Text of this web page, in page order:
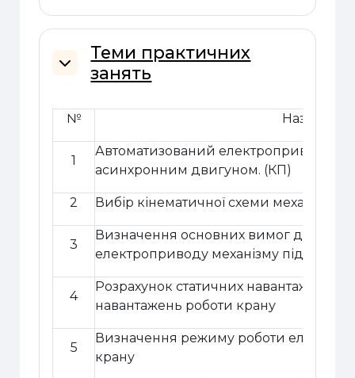
Згорнути
Теми практичних
занять
№ Назва
1
Автоматизований електропривод
асинхронним двигуном. (КП)
2 Вибір кінематичної схеми механізму
3
Визначення основних вимог до
електроприводу механізму підйому
4
Розрахунок статичних навантажень і
навантажень роботи крану
5
Визначення режиму роботи
крану